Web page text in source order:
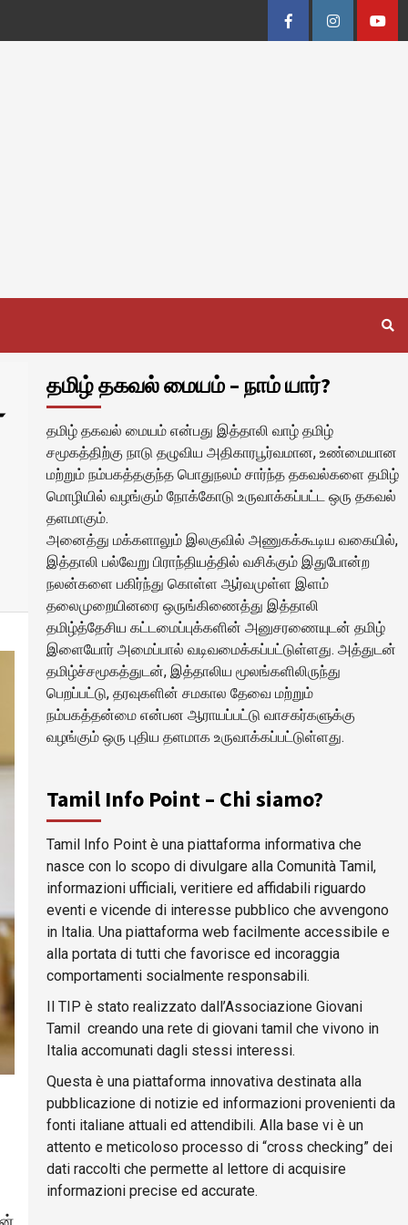
FacebookInstagram
தமிழ் தகவல் மையம் – நாம் யார்?
தமிழ் தகவல் மையம் என்பது இத்தாலி வாழ் தமிழ்
சமூகத்திற்கு நாடு தழுவிய அதிகாரபூர்வமான, உண்மையான
மற்றும் நம்பகத்தகுந்த பொதுநலம் சார்ந்த தகவல்களை தமிழ்
மொழியில் வழங்கும் நோக்கோடு உருவாக்கப்பட்ட ஒரு தகவல்
தளமாகும்.
அனைத்து மக்களாலும் இலகுவில் அணுகக்கூடிய வகையில்,
இத்தாலி பல்வேறு பிராந்தியத்தில் வசிக்கும் இதுபோன்ற
நலன்களை பகிர்ந்து கொள்ள ஆர்வமுள்ள இளம்
தலைமுறையினரை ஒருங்கிணைத்து இத்தாலி
தமிழ்த்தேசிய கட்டமைப்புக்களின் அனுசரணையுடன் தமிழ்
இளையோர் அமைப்பால் வடிவமைக்கப்பட்டுள்ளது. அத்துடன்
தமிழ்ச்சமூகத்துடன், இத்தாலிய மூலங்களிலிருந்து
பெறப்பட்டு, தரவுகளின் சமகால தேவை மற்றும்
நம்பகத்தன்மை என்பன ஆராயப்பட்டு வாசகர்களுக்கு
வழங்கும் ஒரு புதிய தளமாக உருவாக்கப்பட்டுள்ளது.
Tamil Info Point – Chi siamo?
Tamil Info Point è una piattaforma informativa che
nasce con lo scopo di divulgare alla Comunità Tamil,
informazioni ufficiali, veritiere ed affidabili riguardo
eventi e vicende di interesse pubblico che avvengono
in Italia. Una piattaforma web facilmente accessibile e
alla portata di tutti che favorisce ed incoraggia
comportamenti socialmente responsabili.
Il TIP è stato realizzato dall’Associazione Giovani
Tamil creando una rete di giovani tamil che vivono in
Italia accomunati dagli stessi interessi.
Questa è una piattaforma innovativa destinata alla
pubblicazione di notizie ed informazioni provenienti da
fonti italiane attuali ed attendibili. Alla base vi è un
attento e meticoloso processo di “cross checking” dei
dati raccolti che permette al lettore di acquisire
informazioni precise ed accurate.